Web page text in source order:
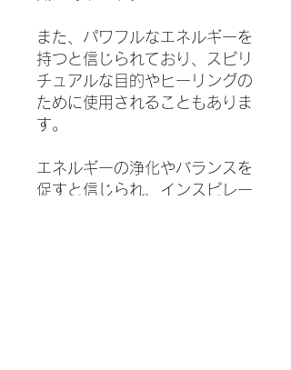
また、パワフルなエネルギーを
持つと信じられており、スピリ
チュアルな目的やヒーリングの
ために使用されることもありま
す。
エネルギーの浄化やバランスを
促すと信じられ、インスピレー